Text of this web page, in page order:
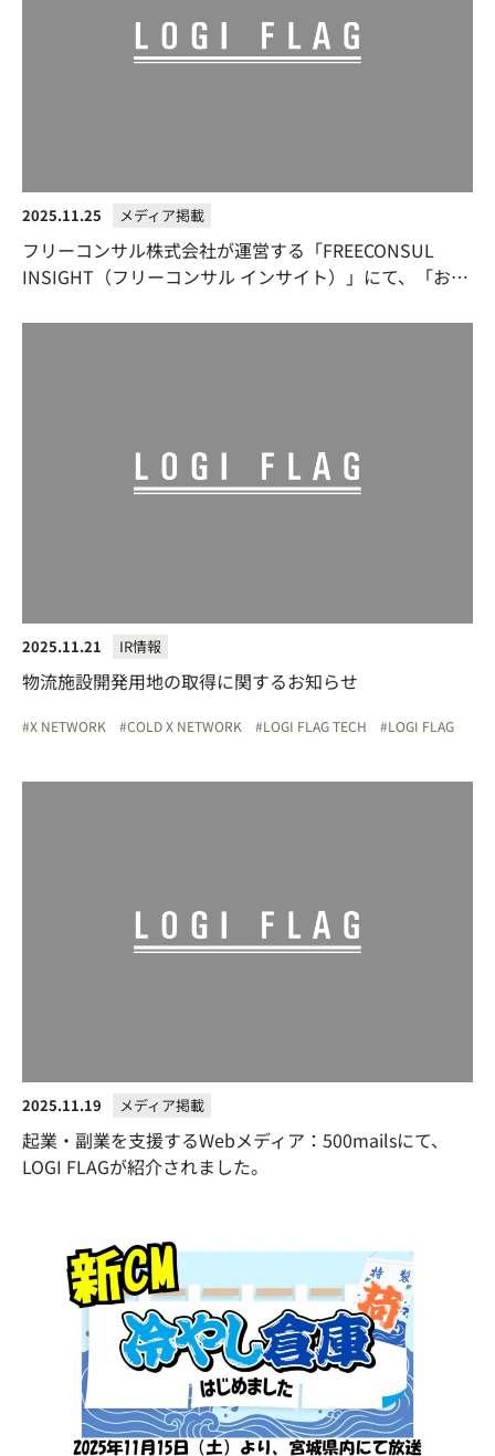
2025.11.25 メディア掲載
フリーコンサル株式会社が運営する「FREECONSUL
INSIGHT（フリーコンサル インサイト）」にて、「おす
た。
2025.11.21 IR情報
物流施設開発用地の取得に関するお知らせ
X NETWORK COLD X NETWORK LOGI FLAG TECH LOGI FLAG
2025.11.19 メディア掲載
起業・副業を支援するWebメディア：500mailsにて、
LOGI FLAGが紹介されました。